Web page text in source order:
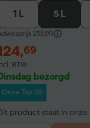
1 L 5 L
213,99
,69
BTW
bezorgd
Onze Top 10
product staat in onze